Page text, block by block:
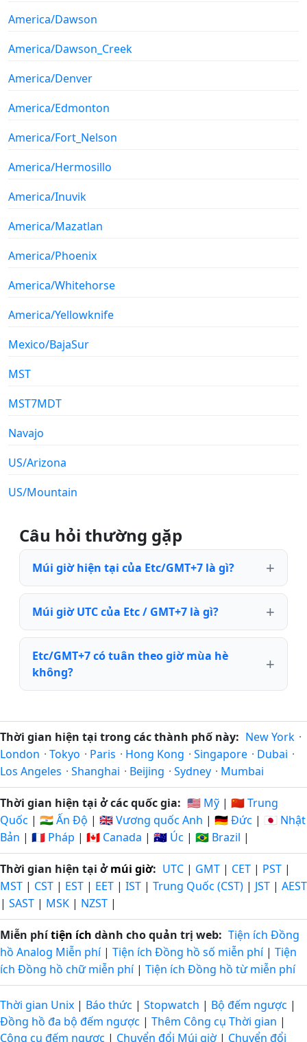
America/Dawson
America/Dawson_Creek
America/Denver
America/Edmonton
America/Fort_Nelson
America/Hermosillo
America/Inuvik
America/Mazatlan
America/Phoenix
America/Whitehorse
America/Yellowknife
Mexico/BajaSur
MST
MST7MDT
Navajo
US/Arizona
US/Mountain
Câu hỏi thường gặp
Múi giờ hiện tại của Etc/GMT+7 là gì?
Múi giờ UTC của Etc / GMT+7 là gì?
Etc/GMT+7 có tuân theo giờ mùa hè
không?
Thời gian hiện tại trong các thành phố này: New York ·
London · Tokyo · Paris · Hong Kong · Singapore · Dubai ·
Los Angeles · Shanghai · Beijing · Sydney · Mumbai
Thời gian hiện tại ở các quốc gia: 🇺🇸 Mỹ | 🇨🇳 Trung
Quốc | 🇮🇳 Ấn Độ | 🇬🇧 Vương quốc Anh | 🇩🇪 Đức | 🇯🇵 Nhật
Bản | 🇫🇷 Pháp | 🇨🇦 Canada | 🇦🇺 Úc | 🇧🇷 Brazil |
Thời gian hiện tại ởmúi giờ: UTC | GMT | CET | PST |
MST | CST | EST | EET | IST | Trung Quốc (CST) | JST | AEST
| SAST | MSK | NZST |
Miễn phítiện ích dành cho quản trị web: Tiện ích Đồng
hồ Analog Miễn phí| Tiện ích Đồng hồ số miễn phí| Tiện
ích Đồng hồ chữ miễn phí| Tiện ích Đồng hồ từ miễn phí
Thời gian Unix | Báo thức | Stopwatch | Bộ đếm ngược |
Đồng hồ đa bộ đếm ngược | Thêm Công cụ Thời gian |
Công cụ đếm ngược | Chuyển đổi Múi giờ | Chuyển đổi